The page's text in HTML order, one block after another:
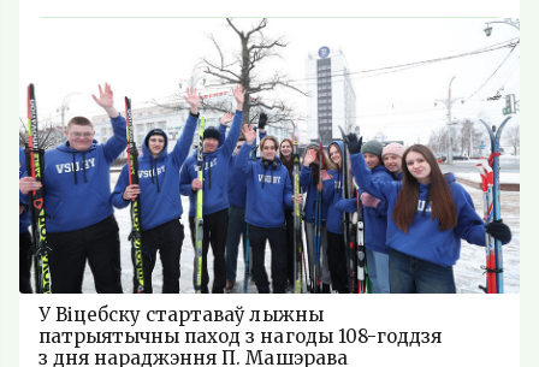
У Віцебску стартаваў лыжны
патрыятычны паход з нагоды 108-годдзя
з дня нараджэння П. Машэрава